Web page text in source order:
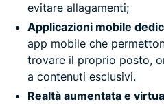
evitare allagamenti;
Applicazioni mobile
app mobile che
trovare il proprio posto,
a contenuti esclusivi.
Realtà aumentata e